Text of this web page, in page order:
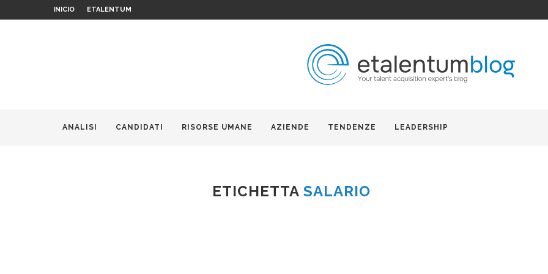
INICIO ETALENTUM
ANALISI CANDIDATI RISORSE UMANE AZIENDE TENDENZE LEADERSHIP
ETICHETTASALARIO